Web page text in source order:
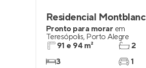
Residencial Montblanc
Pronto para morar em
Teresópolis, Porto Alegre
91 e 94 m²
3
2
1